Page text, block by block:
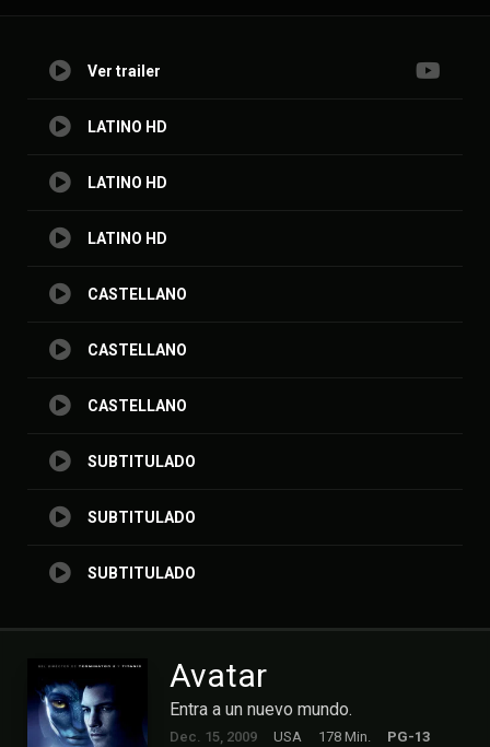
Ver trailer
LATINO HD
LATINO HD
LATINO HD
CASTELLANO
CASTELLANO
CASTELLANO
SUBTITULADO
SUBTITULADO
SUBTITULADO
Avatar
Entra a un nuevo mundo.
Dec. 15, 2009 USA 178 Min.
PG-13